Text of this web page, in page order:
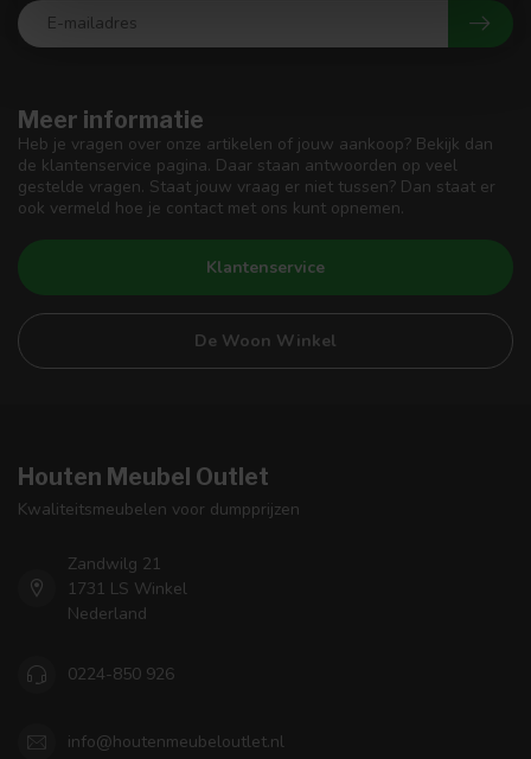
Meer informatie
Heb je vragen over onze artikelen of jouw aankoop? Bekijk dan
de klantenservice pagina. Daar staan antwoorden op veel
gestelde vragen. Staat jouw vraag er niet tussen? Dan staat er
ook vermeld hoe je contact met ons kunt opnemen.
Klantenservice
De Woon Winkel
Houten Meubel Outlet
Kwaliteitsmeubelen voor dumpprijzen
Zandwilg 21
1731 LS Winkel
Nederland
0224-850 926
info@houtenmeubeloutlet.nl